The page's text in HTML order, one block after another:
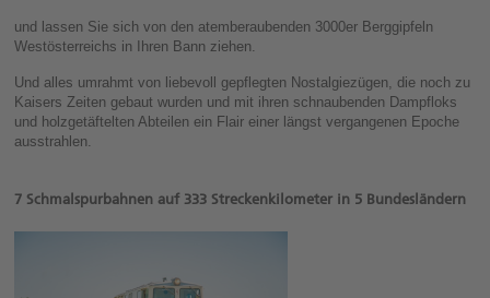
und lassen Sie sich von den atemberaubenden 3000er Berggipfeln
Westösterreichs in Ihren Bann ziehen.
Und alles umrahmt von liebevoll gepflegten Nostalgiezügen, die noch zu
Kaisers Zeiten gebaut wurden und mit ihren schnaubenden Dampfloks
und holzgetäftelten Abteilen ein Flair einer längst vergangenen Epoche
ausstrahlen.
7 Schmalspurbahnen auf 333 Streckenkilometer in 5 Bundesländern